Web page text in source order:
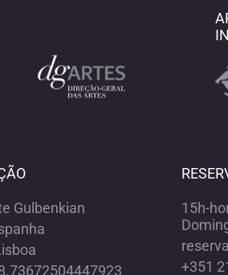
Gulbenkian
15h-
+351